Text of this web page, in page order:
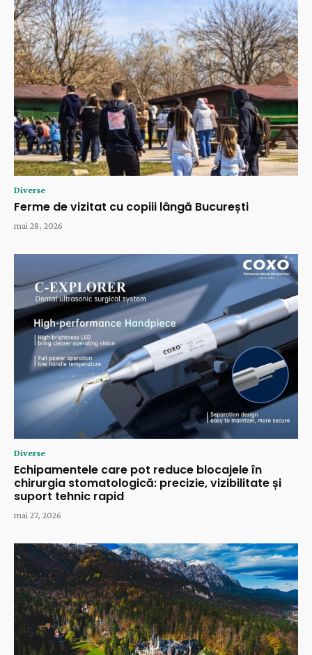
Diverse
Ferme de vizitat cu copiii lângă București
mai 28, 2026
Diverse
Echipamentele care pot reduce blocajele în
chirurgia stomatologică: precizie, vizibilitate și
suport tehnic rapid
mai 27, 2026